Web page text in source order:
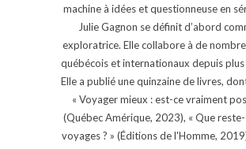
machine à idées et questionneuse en
Julie Gagnon se définit d’abord
exploratrice. Elle collabore à de
québécois et internationaux depuis plus
Elle a publié une quinzaine de livres,
« Voyager mieux : est-ce vraiment
(Québec Amérique, 2023), « Que
voyages ? » (Éditions de l'Homme,